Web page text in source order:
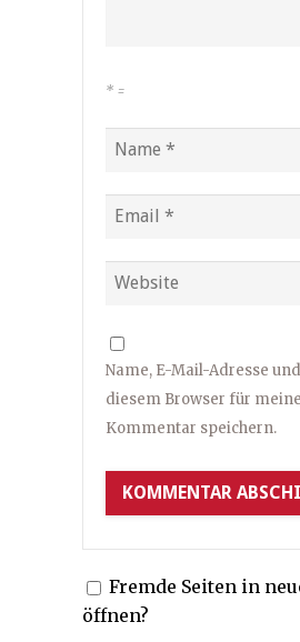
* =
Name, E-Mail-Adresse
diesem Browser für
Kommentar speichern.
Fremde Seiten in
öffnen?